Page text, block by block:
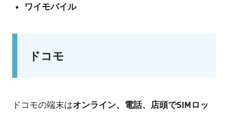
ワイモバイル
ドコモ
ドコモの端末はオンライン、電話、店頭でSIMロッ